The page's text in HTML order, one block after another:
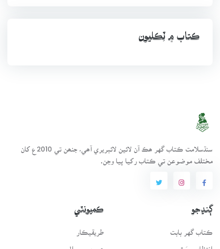
ڪتاب ۾ ٽِڪليون
سنڌسلامت ڪتاب گهر ھڪ آن لائين لائبريري آھي، جنھن تي 2010ع کان
مختلف موضوعن تي ڪتاب رکيا پيا وڃن.
ڳنڍجو
ڪتاب گهر بابت
انتظامي سَٿ
ڪميونٽي
طريقيڪار
عمومي سوال